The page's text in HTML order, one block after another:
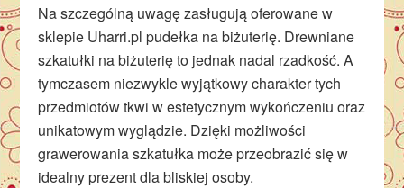
Na szczególną uwagę zasługują oferowane w
sklepie Uharri.pl pudełka na biżuterię. Drewniane
szkatułki na biżuterię to jednak nadal rzadkość. A
tymczasem niezwykle wyjątkowy charakter tych
przedmiotów tkwi w estetycznym wykończeniu oraz
unikatowym wyglądzie. Dzięki możliwości
grawerowania szkatułka może przeobrazić się w
idealny prezent dla bliskiej osoby.